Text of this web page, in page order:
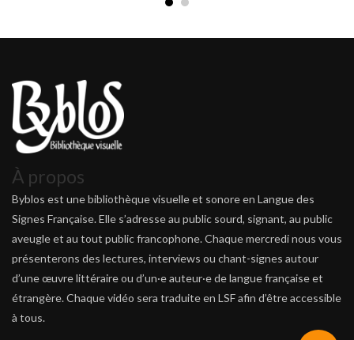
À propos
Byblos est une bibliothèque visuelle et sonore en Langue des
Signes Française. Elle s’adresse au public sourd, signant, au public
aveugle et au tout public francophone. Chaque mercredi nous vous
présenterons des lectures, interviews ou chant-signes autour
d’une œuvre littéraire ou d’un·e auteur·e de langue française et
étrangère. Chaque vidéo sera traduite en LSF afin d’être accessible
à tous.